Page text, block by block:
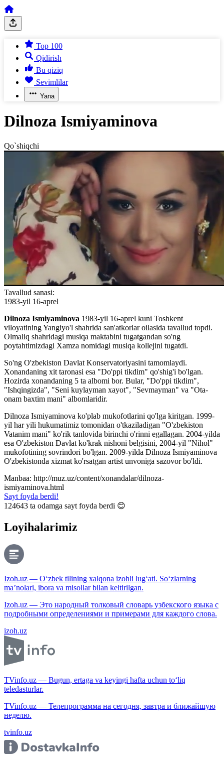
Top 100
Qidirish
Bu qiziq
Sevimlilar
Yana
Dilnoza Ismiyaminova
Qo`shiqchi
Tavallud sanasi:
1983-yil 16-aprel
Dilnoza Ismiyaminova 1983-yil 16-aprel kuni Toshkent
viloyatining Yangiyo'l shahrida san'atkorlar oilasida tavallud topdi.
Olmaliq shahridagi musiqa maktabini tugatgandan so'ng
poytahtimizdagi Xamza nomidagi musiqa kollejini tugatdi.
So'ng O'zbekiston Davlat Konservatoriyasini tamomlaydi.
Xonandaning xit taronasi esa "Do'ppi tikdim" qo'shig'i bo'lgan.
Hozirda xonandaning 5 ta albomi bor. Bular, "Do'ppi tikdim",
"Ishqingizda", "Seni kuylayman xayot", "Sevmayman" va "Ota-
onam baxtim mani" albomlaridir.
Dilnoza Ismiyaminova ko'plab mukofotlarini qo'lga kiritgan. 1999-
yil har yili hukumatimiz tomonidan o'tkaziladigan "O'zbekiston
Vatanim mani" ko'rik tanlovida birinchi o'rinni egallagan. 2004-yilda
esa O'zbekiston Davlat ko'krak nishoni belgisini, 2004-yil "Nihol"
mukofotining sovrindori bo'lgan. 2009-yilda Dilnoza Ismiyaminova
O'zbekistonda xizmat ko'rsatgan artist unvoniga sazovor bo'ldi.
Manbaa: http://muz.uz/content/xonandalar/dilnoza-
ismiyaminova.html
Sayt foyda berdi!
124643 ta odamga sayt foyda berdi 😊
Loyihalarimiz
Izoh.uz — O‘zbek tilining xalqona izohli lug‘ati. So‘zlarning
ma’nolari, ibora va misollar bilan keltirilgan.
Izoh.uz — Это народный толковый словарь узбекского языка с
подробными определениями и примерами для каждого слова.
izoh.uz
TVinfo.uz — Bugun, ertaga va keyingi hafta uchun to‘liq
teledasturlar.
TVinfo.uz — Телепрограмма на сегодня, завтра и ближайшую
неделю.
tvinfo.uz